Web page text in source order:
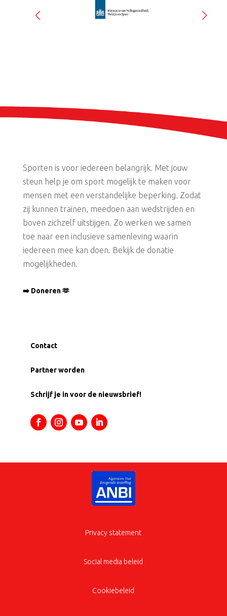
Sporten is voor iedereen belangrijk. Met jouw
steun help je om sport mogelijk te maken voor
mensen met een verstandelijke beperking. Zodat
zij kunnen trainen, meedoen aan wedstrijden en
boven zichzelf uitstijgen. Zo werken we samen
toe naar een inclusieve samenleving waarin
iedereen mee kan doen. Bekijk de donatie
mogelijkheden.
➡️ Doneren 🫶
Contact
Partner worden
Schrijf je in voor de nieuwsbrief!
Privacy statement
Social media beleid
Cookiebeleid